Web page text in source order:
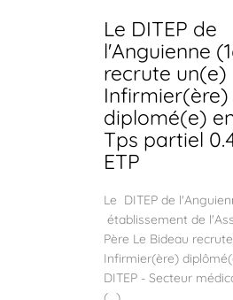
Le DITEP de
l'Anguienne
recrute un(e)
Infirmier(ère)
diplomé(e)
Tps partiel
ETP
Le DITEP de
établissement de
Père Le Bideau recrute
Infirmier(ère)
DITEP - Secteur